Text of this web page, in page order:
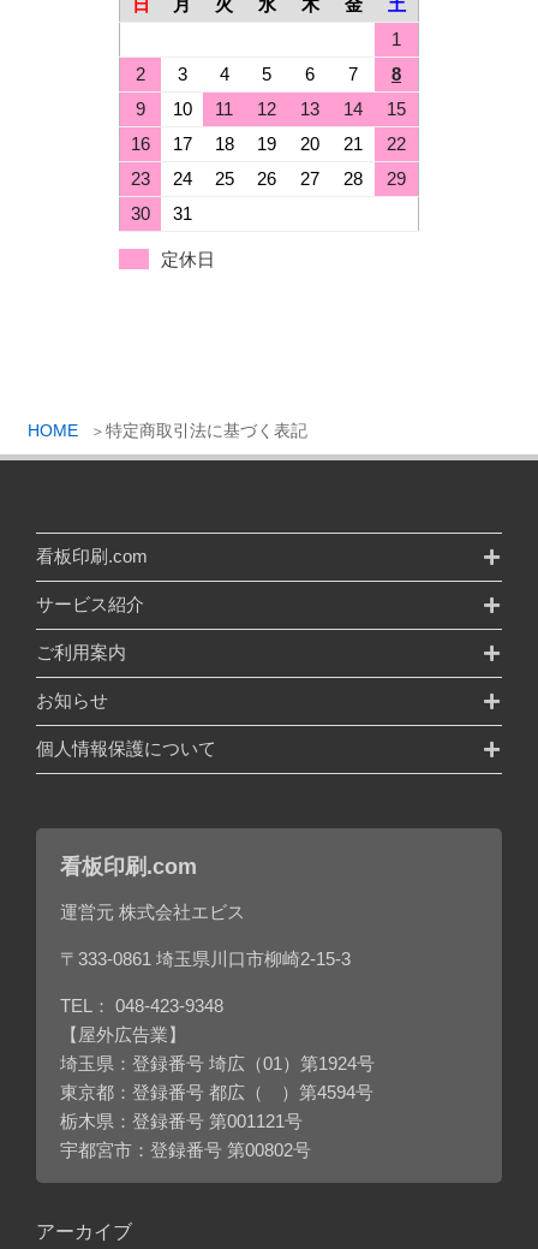
HOME 特定商取引法に基づく表記
1
2
3 4 5 6 7
8
9
10 11 12 13 14
15
16
17 18 19 20 21
22
23
24 25 26 27 28
29
30
31
定休日
看板印刷.com
サービス紹介
ご利用案内
お知らせ
個人情報保護について
看板印刷.com
運営元 株式会社エビス
〒333-0861 埼玉県川口市柳崎2-15-3
TEL： 048-423-9348
【屋外広告業】
埼玉県：登録番号 埼広（01）第1924号
東京都：登録番号 都広（ ）第4594号
栃木県：登録番号 第001121号
宇都宮市：登録番号 第00802号
アーカイブ